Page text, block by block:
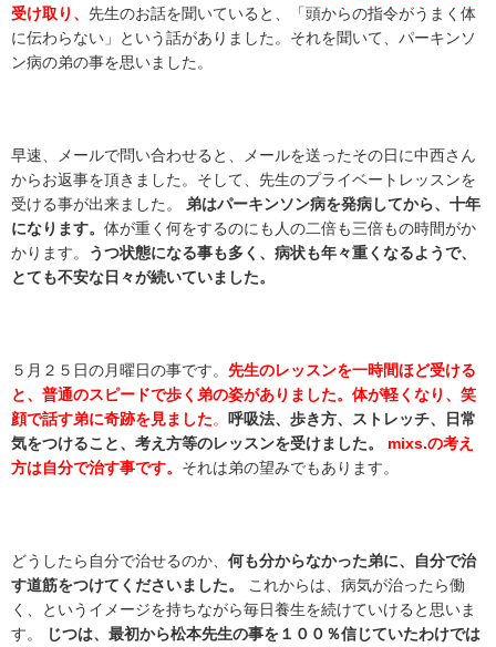
受け取り、 先生のお話を聞いていると、「頭からの指令がうまく体
に伝わらない」という話がありました。それを聞いて、パーキンソ
ン病の弟の事を思いました。
早速、メールで問い合わせると、メールを送ったその日に中西さん
からお返事を頂きました。そして、先生のプライベートレッスンを
受ける事が出来ました。 弟はパーキンソン病を発病してから、十年
になります。 体が重く何をするのにも人の二倍も三倍もの時間がか
かります。
うつ状態になる事も多く、病状も年々重くなるようで、
とても不安な日々が続いていました。
５月２５日の月曜日の事です。 先生のレッスンを一時間ほど受ける
と、普通のスピードで歩く弟の姿がありました。体が軽くなり、笑
顔で話す弟に奇跡を見ました。 呼吸法、歩き方、ストレッチ、日常
気をつけること、考え方等のレッスンを受けました。
mixs.の考え
方は自分で治す事です。 それは弟の望みでもあります。
どうしたら自分で治せるのか、 何も分からなかった弟に、自分で治
す道筋をつけてくださいました。
これからは、病気が治ったら働
く、というイメージを持ちながら毎日養生を続けていけると思いま
す。
じつは、最初から松本先生の事を１００％信じていたわけでは